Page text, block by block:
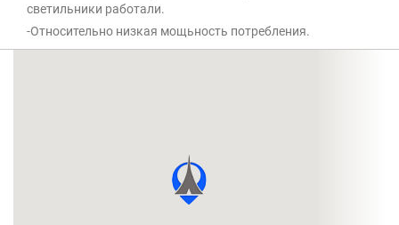
светильники работали.
-Относительно низкая мощьность потребления.